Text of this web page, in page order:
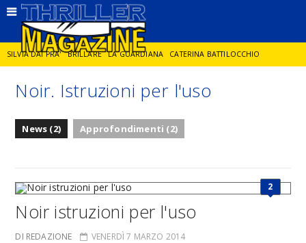
SILVIA DAI PRA' BRILLARE LA GUARDIANA CATERINA BATTILOCCHIO
JORGE DIAZ LA SPIA DELITTO IN CORNICE GIANCARLO DE CATALDO
Noir. Istruzioni per l'uso
News (2) Approfondimenti (2)
2
Noir istruzioni per l'uso
DI REDAZIONE VENERDÌ 7 MARZO 2014